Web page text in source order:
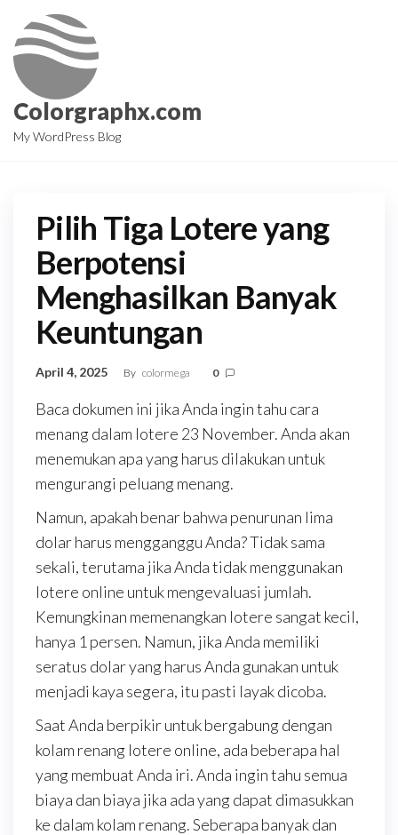
the
content
Colorgraphx.com
My WordPress Blog
Pilih Tiga Lotere yang
Berpotensi
Menghasilkan Banyak
Keuntungan
April 4, 2025 By colormega 0
Baca dokumen ini jika Anda ingin tahu cara
menang dalam lotere 23 November. Anda akan
menemukan apa yang harus dilakukan untuk
mengurangi peluang menang.
Namun, apakah benar bahwa penurunan lima
dolar harus mengganggu Anda? Tidak sama
sekali, terutama jika Anda tidak menggunakan
lotere online untuk mengevaluasi jumlah.
Kemungkinan memenangkan lotere sangat kecil,
hanya 1 persen. Namun, jika Anda memiliki
seratus dolar yang harus Anda gunakan untuk
menjadi kaya segera, itu pasti layak dicoba.
Saat Anda berpikir untuk bergabung dengan
kolam renang lotere online, ada beberapa hal
yang membuat Anda iri. Anda ingin tahu semua
biaya dan biaya jika ada yang dapat dimasukkan
ke dalam kolam renang. Seberapa banyak dan